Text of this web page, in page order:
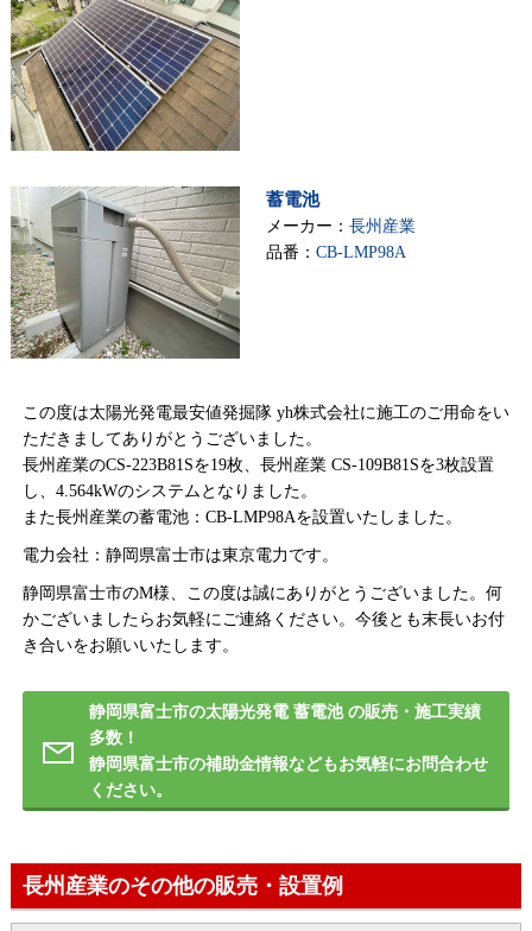
蓄電池
メーカー： 長州産業
品番： CB-LMP98A
この度は太陽光発電最安値発掘隊 yh株式会社に施工のご用命をい
ただきましてありがとうございました。
長州産業のCS-223B81Sを19枚、長州産業 CS-109B81Sを3枚設置
し、4.564kWのシステムとなりました。
また長州産業の蓄電池：CB-LMP98Aを設置いたしました。
電力会社：静岡県富士市は東京電力です。
静岡県富士市のM様、この度は誠にありがとうございました。何
かございましたらお気軽にご連絡ください。今後とも末長いお付
き合いをお願いいたします。
静岡県富士市の太陽光発電 蓄電池 の販売・施工実績
多数！
静岡県富士市の補助金情報などもお気軽にお問合わせ
ください。
長州産業のその他の販売・設置例